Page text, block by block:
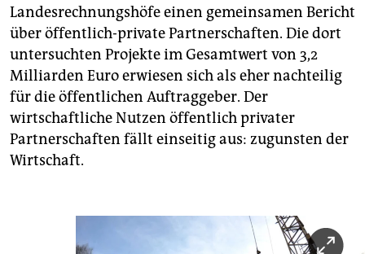
Landesrechnungshöfe einen gemeinsamen Bericht
über öffentlich-private Partnerschaften. Die dort
untersuchten Projekte im Gesamtwert von 3,2
Milliarden Euro erwiesen sich als eher nachteilig
für die öffentlichen Auftraggeber. Der
wirtschaftliche Nutzen öffentlich privater
Partnerschaften fällt einseitig aus: zugunsten der
Wirtschaft.